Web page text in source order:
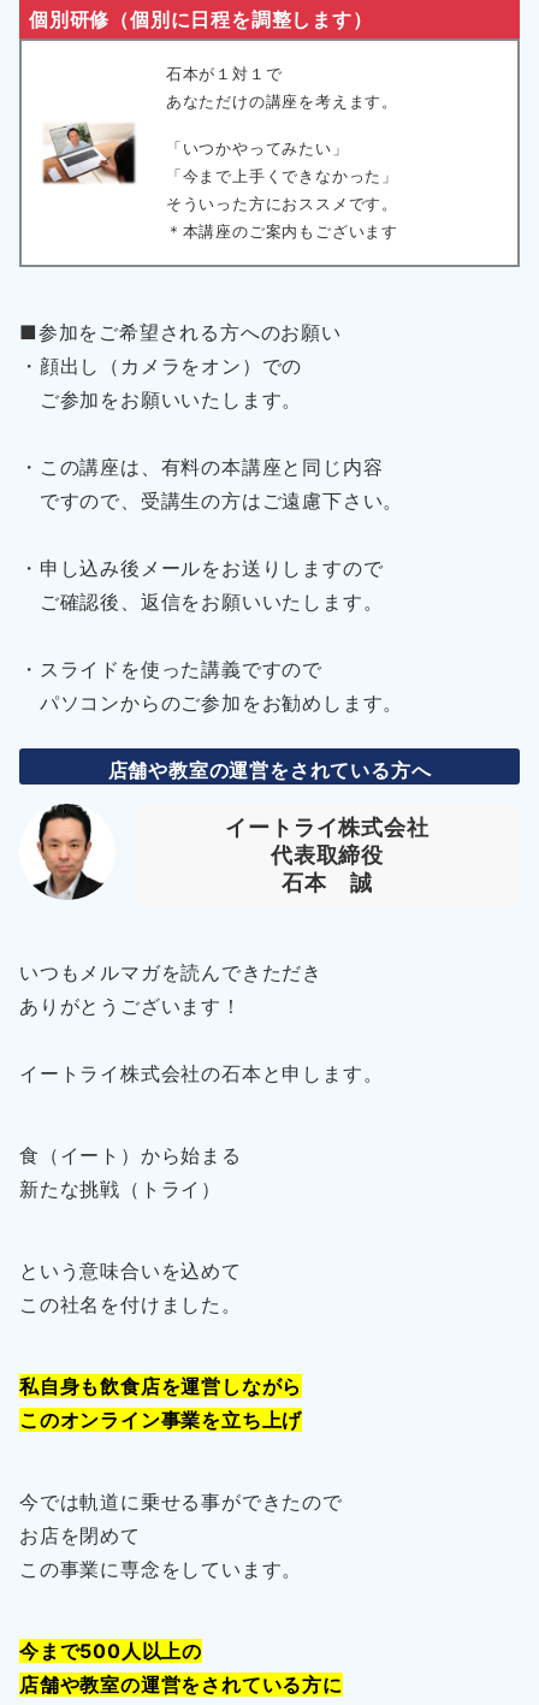
個別研修（個別に日程を調整します）
石本が１対１で
あなただけの講座を考えます。
「いつかやってみたい」
「今まで上手くできなかった」
そういった方におススメです。
＊本講座のご案内もございます
■参加をご希望される方へのお願い
・顔出し（カメラをオン）での
ご参加をお願いいたします。
・この講座は、有料の本講座と同じ内容
ですので、受講生の方はご遠慮下さい。
・申し込み後メールをお送りしますので
ご確認後、返信をお願いいたします。
・スライドを使った講義ですので
パソコンからのご参加をお勧めします。
店舗や教室の運営をされている方へ
イートライ株式会社
代表取締役
石本 誠
いつもメルマガを読んできただき
ありがとうございます！
イートライ株式会社の石本と申します。
食（イート）から始まる
新たな挑戦（トライ）
という意味合いを込めて
この社名を付けました。
私自身も飲食店を運営しながら
このオンライン事業を立ち上げ
今では軌道に乗せる事ができたので
お店を閉めて
この事業に専念をしています。
今まで500人以上の
店舗や教室の運営をされている方に